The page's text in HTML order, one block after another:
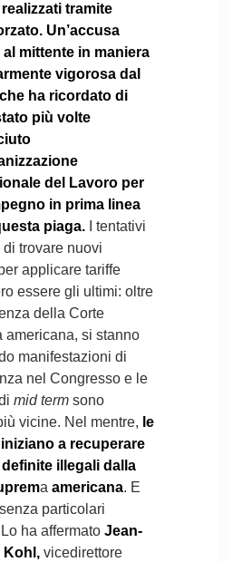
tramite
Un’accusa
mittente in maniera
vigorosa dal
ha ricordato di
più volte
del Lavoro per
in prima linea
piaga. I tentativi
di trovare nuovi
applicare tariffe
essere gli ultimi: oltre
della Corte
americana, si stanno
manifestazioni di
nel Congresso e le
mid term sono
vicine. Nel mentre, le
a recuperare
definite illegali dalla
a americana. E
particolari
ha affermato Jean-
Kohl, vicedirettore